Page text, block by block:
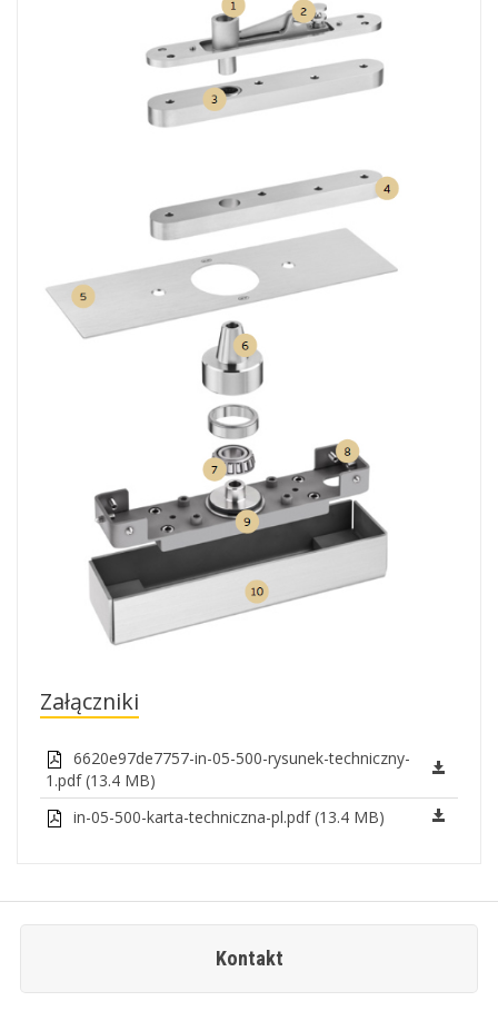
Załączniki
6620e97de7757-in-05-500-rysunek-techniczny-
1.pdf (13.4 MB)
in-05-500-karta-techniczna-pl.pdf (13.4 MB)
Kontakt